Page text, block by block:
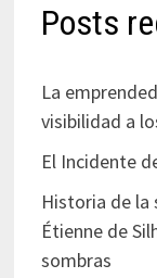
Posts
La
visibilidad a
El Incidente
Historia de la
Étienne de
sombras